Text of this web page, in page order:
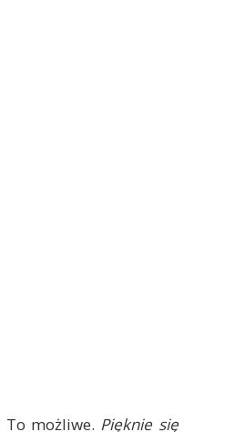
możliwe. Pięknie się